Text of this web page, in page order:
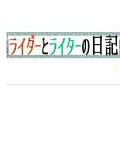
容
を